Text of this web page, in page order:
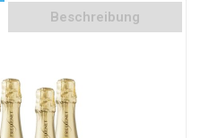
Beschreibung